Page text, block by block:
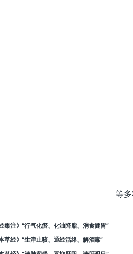
等
集注》“行气化瘀、化浊降脂、消食健胃”
草经》“生津止咳、通经活络、解酒毒”